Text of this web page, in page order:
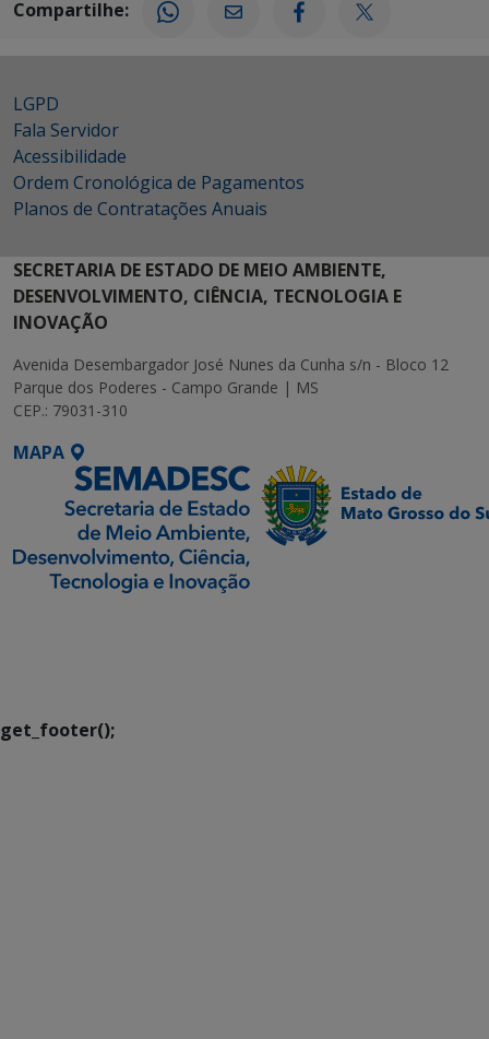
Compartilhe:
LGPD
Fala Servidor
Acessibilidade
Ordem Cronológica de Pagamentos
Planos de Contratações Anuais
SECRETARIA DE ESTADO DE MEIO AMBIENTE,
DESENVOLVIMENTO, CIÊNCIA, TECNOLOGIA E
INOVAÇÃO
Avenida Desembargador José Nunes da Cunha s/n - Bloco 12
Parque dos Poderes - Campo Grande | MS
CEP.: 79031-310
MAPA
get_footer();